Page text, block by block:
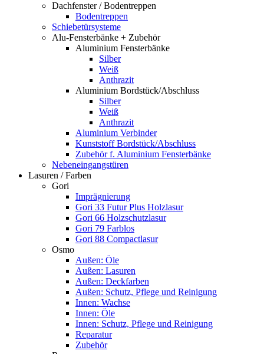
Dachfenster / Bodentreppen
Bodentreppen
Schiebetürsysteme
Alu-Fensterbänke + Zubehör
Aluminium Fensterbänke
Silber
Weiß
Anthrazit
Aluminium Bordstück/Abschluss
Silber
Weiß
Anthrazit
Aluminium Verbinder
Kunststoff Bordstück/Abschluss
Zubehör f. Aluminium Fensterbänke
Nebeneingangstüren
Lasuren / Farben
Gori
Imprägnierung
Gori 33 Futur Plus Holzlasur
Gori 66 Holzschutzlasur
Gori 79 Farblos
Gori 88 Compactlasur
Osmo
Außen: Öle
Außen: Lasuren
Außen: Deckfarben
Außen: Schutz, Pflege und Reinigung
Innen: Wachse
Innen: Öle
Innen: Schutz, Pflege und Reinigung
Reparatur
Zubehör